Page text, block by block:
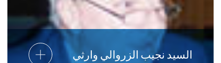
السيد نجيب الزروالي وارثي